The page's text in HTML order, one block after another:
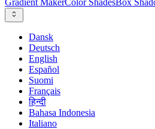
Gradient MakerColor ShadesBox
Dansk
Deutsch
English
Español
Suomi
Français
हिन्दी
Bahasa Indonesia
Italiano